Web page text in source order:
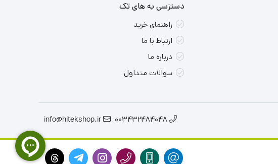
دستزسی به های تک
راهنمای خرید
ارتباط با ما
درباره ما
سوالات متداول
003432484048
info@hitekshop.ir